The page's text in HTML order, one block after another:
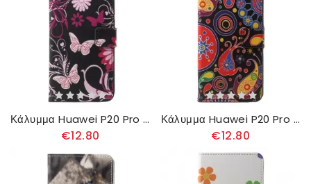
Κάλυμμα Huawei P20 Pro Πεταλούδες Και Λουλούδια
€12.80
Κάλυμμα Huawei P20 Pro Galaxy Design
€12.80